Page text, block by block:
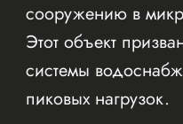
сооружению в
Этот объект
системы
пиковых нагрузок.